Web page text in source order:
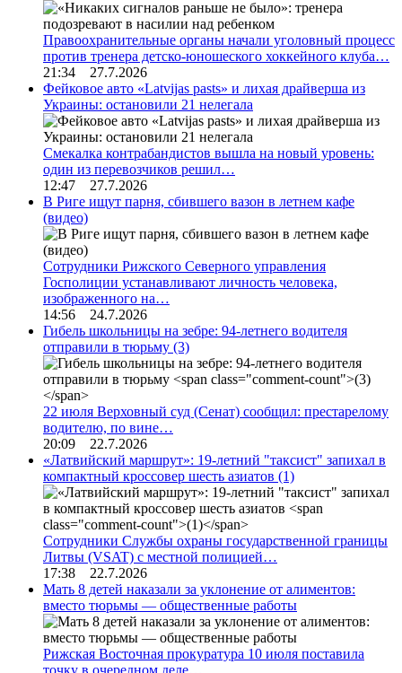
Правоохранительные органы начали уголовный процесс
против тренера детско-юношеского хоккейного клуба…
21:34 27.7.2026
Фейковое авто «Latvijas pasts» и лихая драйверша из
Украины: остановили 21 нелегала
Смекалка контрабандистов вышла на новый уровень:
один из перевозчиков решил…
12:47 27.7.2026
В Риге ищут парня, сбившего вазон в летнем кафе
(видео)
Сотрудники Рижского Северного управления
Госполиции устанавливают личность человека,
изображенного на…
14:56 24.7.2026
Гибель школьницы на зебре: 94-летнего водителя
отправили в тюрьму (3)
22 июля Верховный суд (Сенат) сообщил: престарелому
водителю, по вине…
20:09 22.7.2026
«Латвийский маршрут»: 19-летний "таксист" запихал в
компактный кроссовер шесть азиатов (1)
Сотрудники Службы охраны государственной границы
Литвы (VSAT) с местной полицией…
17:38 22.7.2026
Мать 8 детей наказали за уклонение от алиментов:
вместо тюрьмы — общественные работы
Рижская Восточная прокуратура 10 июля поставила
точку в очередном деле…